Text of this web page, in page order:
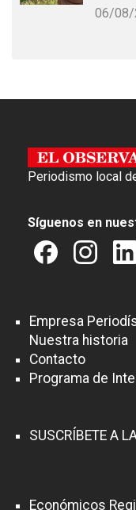
06/08/
Periodismo local
Síguenos en
Empresa
Nuestra historia
Contacto
Programa de
SUSCRÍBETE A
Económicos